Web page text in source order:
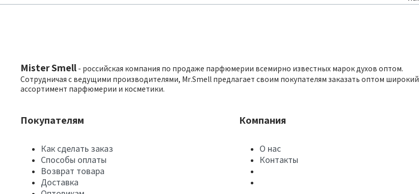
Mister Smell - российская компания по продаже парфюмерии всемирно известных марок духов оптом.
Сотрудничая с ведущими производителями, Mr.Smell предлагает своим покупателям заказать оптом широкий
ассортимент парфюмерии и косметики.
Покупателям
Как сделать заказ
Способы оплаты
Возврат товара
Доставка
Компания
О нас
Контакты